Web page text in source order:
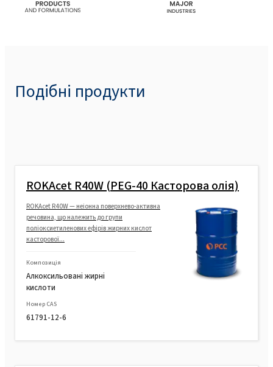
Подібні продукти
ROKAcet R40W (PEG-40 Касторова олія)
ROKAcet R40W — неіонна поверхнево-активна
речовина, що належить до групи
поліоксиетиленових ефірів жирних кислот
касторової...
Композиція
Алкоксильовані жирні
кислоти
Номер CAS
61791-12-6